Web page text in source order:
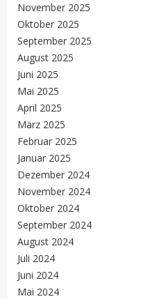
November 2025
Oktober 2025
September 2025
August 2025
Juni 2025
Mai 2025
April 2025
März 2025
Februar 2025
Januar 2025
Dezember 2024
November 2024
Oktober 2024
September 2024
August 2024
Juli 2024
Juni 2024
Mai 2024